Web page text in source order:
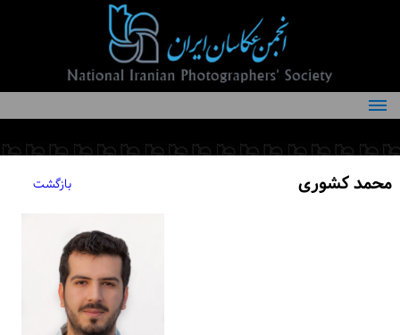
درباره انجمن
کمیته‌های انجمن
محمد کشوری بازگشت